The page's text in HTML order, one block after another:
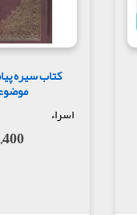
کتاب سیره
اسراء